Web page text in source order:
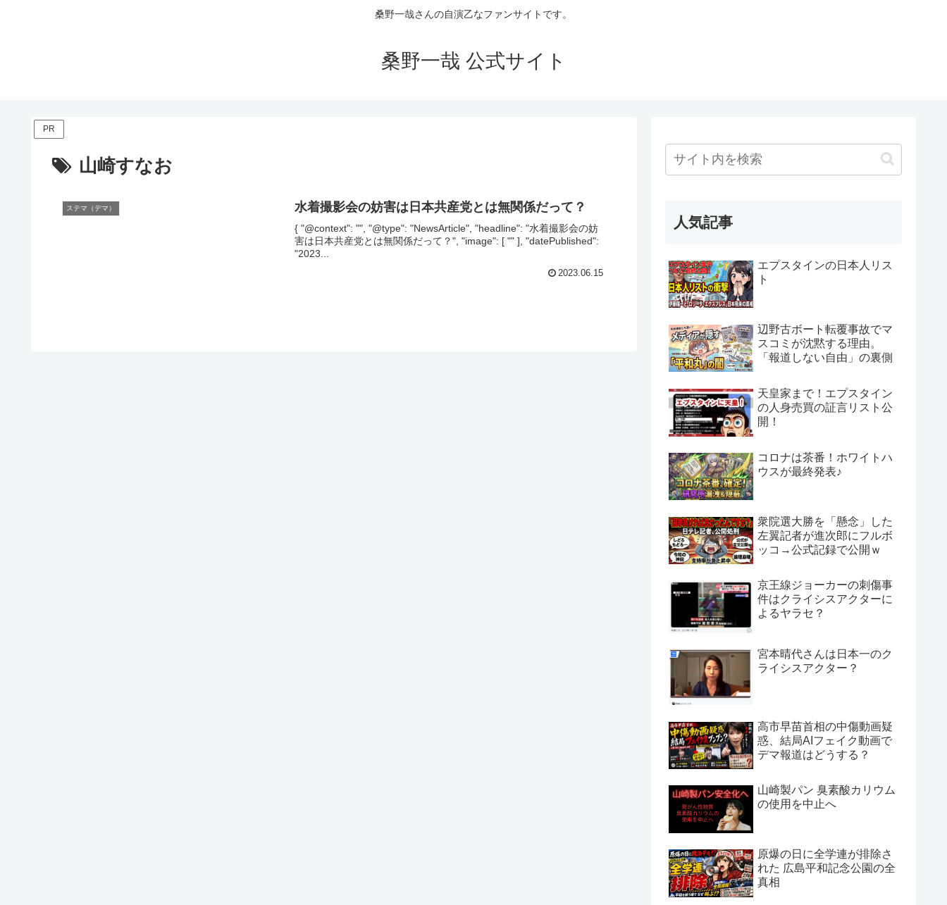
桑野一哉さんの自演乙なファンサイトです。
桑野一哉 公式サイト
PR
山崎すなお
ステマ（デマ） 水着撮影会の妨害は日本共産党とは無関係だって？
{ "@context": "", "@type": "NewsArticle", "headline": "水着撮影会の妨
害は日本共産党とは無関係だって？", "image": [ "" ], "datePublished":
"2023...
2023.06.15
人気記事
エプスタインの日本人リス
ト
辺野古ボート転覆事故でマ
スコミが沈黙する理由。
「報道しない自由」の裏側
天皇家まで！エプスタイン
の人身売買の証言リスト公
開！
コロナは茶番！ホワイトハ
ウスが最終発表♪
衆院選大勝を「懸念」した
左翼記者が進次郎にフルボ
ッコ→公式記録で公開ｗ
京王線ジョーカーの刺傷事
件はクライシスアクターに
よるヤラセ？
宮本晴代さんは日本一のク
ライシスアクター？
高市早苗首相の中傷動画疑
惑、結局AIフェイク動画で
デマ報道はどうする？
山崎製パン 臭素酸カリウム
の使用を中止へ
原爆の日に全学連が排除さ
れた 広島平和記念公園の全
真相